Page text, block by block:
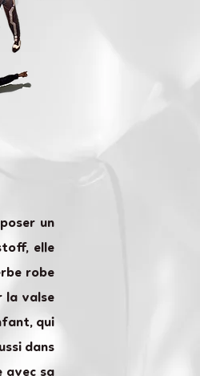
un
elle
robe
la valse
qui
dans
avec sa